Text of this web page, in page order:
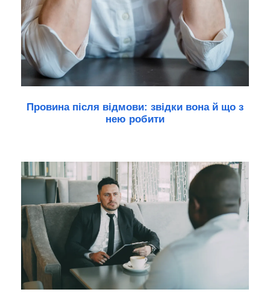
Провина після відмови: звідки вона й що з
нею робити